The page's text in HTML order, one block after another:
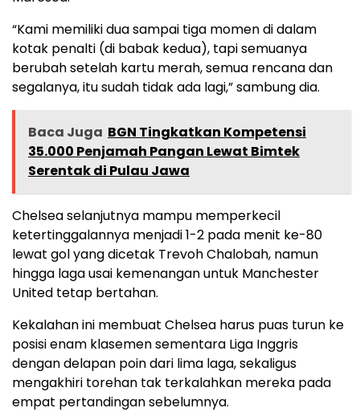
“Kami memiliki dua sampai tiga momen di dalam
kotak penalti (di babak kedua), tapi semuanya
berubah setelah kartu merah, semua rencana dan
segalanya, itu sudah tidak ada lagi,” sambung dia.
Baca Juga BGN Tingkatkan Kompetensi
35.000 Penjamah Pangan Lewat Bimtek
Serentak di Pulau Jawa
Chelsea selanjutnya mampu memperkecil
ketertinggalannya menjadi 1-2 pada menit ke-80
lewat gol yang dicetak Trevoh Chalobah, namun
hingga laga usai kemenangan untuk Manchester
United tetap bertahan.
Kekalahan ini membuat Chelsea harus puas turun ke
posisi enam klasemen sementara Liga Inggris
dengan delapan poin dari lima laga, sekaligus
mengakhiri torehan tak terkalahkan mereka pada
empat pertandingan sebelumnya.